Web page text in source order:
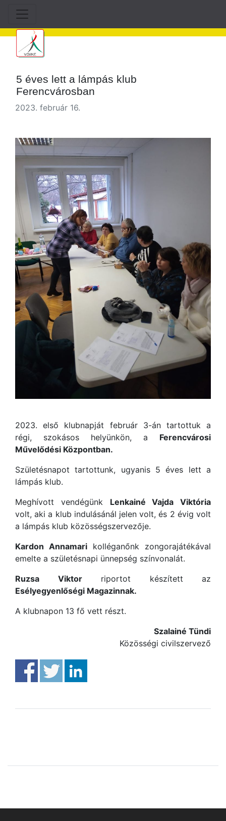
5 éves lett a lámpás klub
Ferencvárosban
2023. február 16.
2023. első klubnapját február 3-án tartottuk a
régi, szokásos helyünkön, a Ferencvárosi
Művelődési Központban.
Születésnapot tartottunk, ugyanis 5 éves lett a
lámpás klub.
Meghívott vendégünk Lenkainé Vajda Viktória
volt, aki a klub indulásánál jelen volt, és 2 évig volt
a lámpás klub közösségszervezője.
Kardon Annamari kolléganőnk zongorajátékával
emelte a születésnapi ünnepség színvonalát.
Ruzsa Viktorriportot készített az
Esélyegyenlőségi Magazinnak.
A klubnapon 13 fő vett részt.
Szalainé Tündi
Közösségi civilszervező